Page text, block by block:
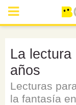
La
años
Lecturas
la fantasía